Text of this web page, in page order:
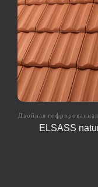
Двойная
ELSASS